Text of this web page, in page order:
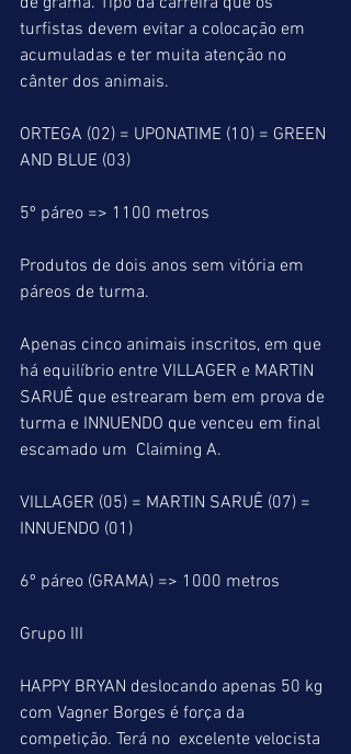
turfistas devem evitar a colocação em
acumuladas e ter muita atenção no
cânter dos animais.
ORTEGA (02) = UPONATIME (10) = GREEN
AND BLUE (03)
5º páreo => 1100 metros
Produtos de dois anos sem vitória em
páreos de turma.
Apenas cinco animais inscritos, em que
há equilíbrio entre VILLAGER e MARTIN
SARUÊ que estrearam bem em prova de
turma e INNUENDO que venceu em final
escamado um  Claiming A.
VILLAGER (05) = MARTIN SARUÊ (07) =
INNUENDO (01)
6º páreo (GRAMA) => 1000 metros
Grupo III
HAPPY BRYAN deslocando apenas 50 kg
com Vagner Borges é força da
competição. Terá no  excelente velocista